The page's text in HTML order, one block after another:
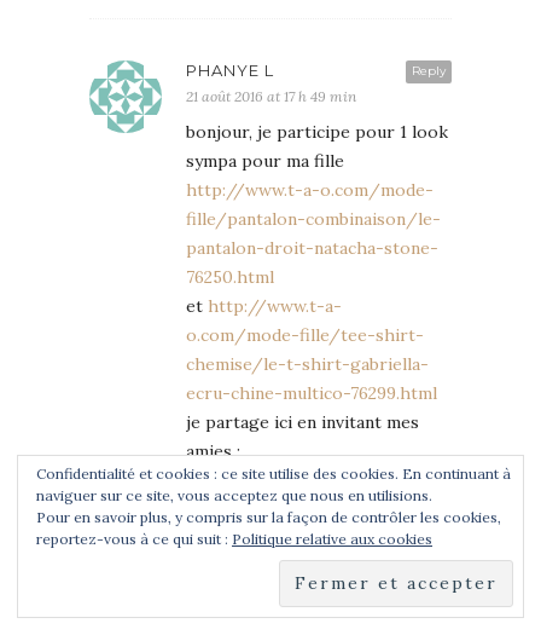
Reply
PHANYE L
21 août 2016 at 17 h 49 min
bonjour, je participe pour 1 look
sympa pour ma fille
http://www.t-a-o.com/mode-
fille/pantalon-combinaison/le-
pantalon-droit-natacha-stone-
76250.html
et http://www.t-a-
o.com/mode-fille/tee-shirt-
chemise/le-t-shirt-gabriella-
ecru-chine-multico-76299.html
je partage ici en invitant mes
amies :
https://www.facebook.com/phanye.launay/
pnref=story
FB : phanye launay merci
Confidentialité et cookies : ce site utilise des cookies. En continuant à
naviguer sur ce site, vous acceptez que nous en utilisions.
Pour en savoir plus, y compris sur la façon de contrôler les cookies,
reportez-vous à ce qui suit : Politique relative aux cookies